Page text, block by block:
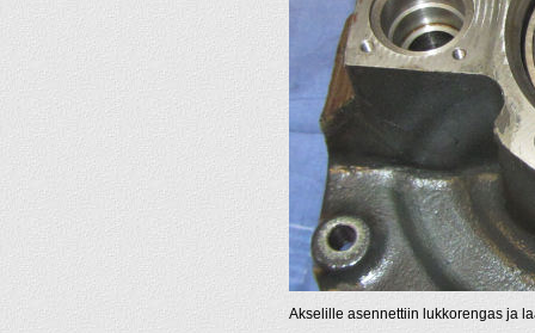
Akselille asennettiin lukkorengas ja